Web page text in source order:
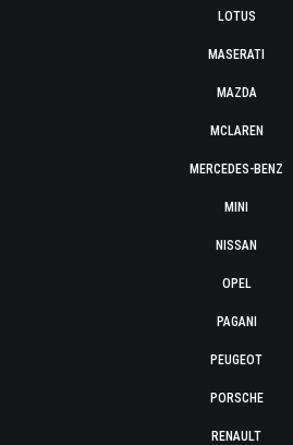
LOTUS
MASERATI
MAZDA
MCLAREN
MERCEDES-BENZ
MINI
NISSAN
OPEL
PAGANI
PEUGEOT
PORSCHE
RENAULT